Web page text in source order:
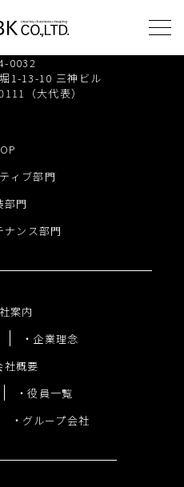
ビーケー
0032
1-13-10 三神ビル
（大代表）
ィブ部門
部門
ナンス部門
案内
企業理念
社概要
役員一覧
グループ会社